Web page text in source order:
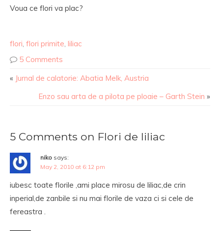
Voua ce flori va plac?
flori, flori primite, liliac
5 Comments
« Jurnal de calatorie: Abatia Melk, Austria
Enzo sau arta de a pilota pe ploaie – Garth Stein »
5 Comments on Flori de liliac
niko says:
May 2, 2010 at 6:12 pm
iubesc toate florile ,ami place mirosu de liliac,de crin
inperial,de zanbile si nu mai florile de vaza ci si cele de
fereastra .